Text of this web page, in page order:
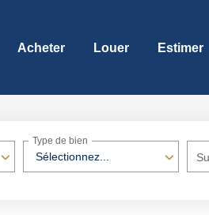
Acheter Louer Estimer
Sélectionnez...
Type de bien